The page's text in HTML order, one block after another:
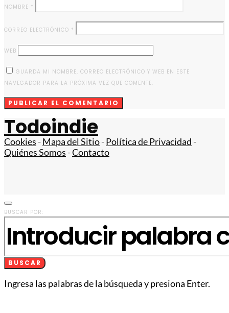
NOMBRE *
CORREO ELECTRÓNICO *
WEB
GUARDA MI NOMBRE, CORREO ELECTRÓNICO Y WEB EN ESTE
NAVEGADOR PARA LA PRÓXIMA VEZ QUE COMENTE.
Todoindie
Cookies -Mapa del Sitio-Política de Privacidad -
Quiénes Somos -Contacto
BUSCAR POR:
BUSCAR
Ingresa las palabras de la búsqueda y presiona Enter.